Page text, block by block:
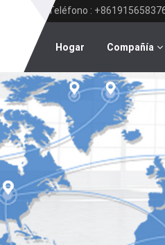
Teléfono :
Hogar Compañía